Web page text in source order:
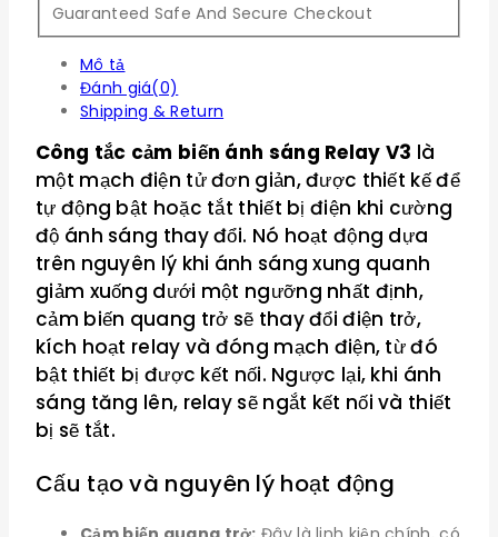
Guaranteed Safe And Secure Checkout
Mô tả
Đánh giá(0)
Shipping & Return
Công tắc cảm biến ánh sáng Relay V3 là
một mạch điện tử đơn giản, được thiết kế để
tự động bật hoặc tắt thiết bị điện khi cường
độ ánh sáng thay đổi. Nó hoạt động dựa
trên nguyên lý khi ánh sáng xung quanh
giảm xuống dưới một ngưỡng nhất định,
cảm biến quang trở sẽ thay đổi điện trở,
kích hoạt relay và đóng mạch điện, từ đó
bật thiết bị được kết nối. Ngược lại, khi ánh
sáng tăng lên, relay sẽ ngắt kết nối và thiết
bị sẽ tắt.
Cấu tạo và nguyên lý hoạt động